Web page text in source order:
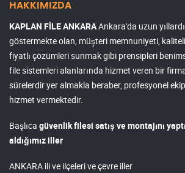
HAKKIMIZDA
KAPLAN FİLE ANKARAAnkara'da uzun
göstermekte olan, müşteri memnuniyeti,
fiyatlı çözümleri sunmak gibi prensipleri
file sistemleri alanlarında hizmet veren bir
sürelerdir yer almakla beraber, profesyonel
hizmet vermektedir.
Başlıca güvenlik filesi satış ve montajını
aldığımız iller
ANKARA ili ve ilçeleri ve çevre iller